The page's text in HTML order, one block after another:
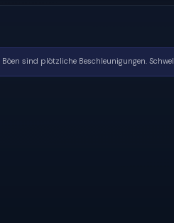
sind plötzliche Beschleunigungen.